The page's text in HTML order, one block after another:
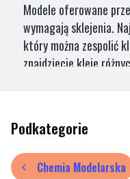
Modele oferowane
wymagają sklejenia.
który można zespolić
znajdziecie kleje
Podkategorie
Chemia Modelarska